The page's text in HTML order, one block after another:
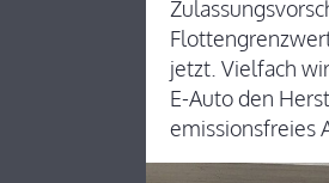
jetzt. Vielfach
E-Auto den
emissionsfreies